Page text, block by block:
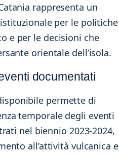
rappresenta un
per le politiche
e per le decisioni che
orientale dell’isola.
documentati
permette di
temporale degli eventi
nel biennio 2023-2024,
all’attività vulcanica e